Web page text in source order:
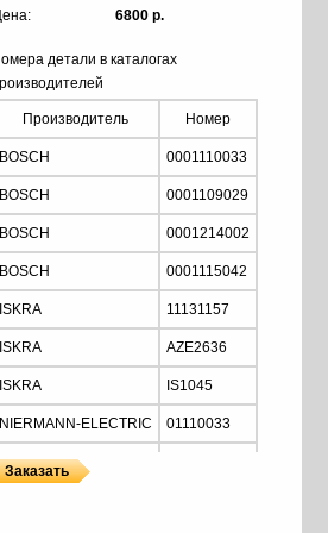
6800 р.
детали в каталогах
Производитель Номер
BOSCH 0001110033
BOSCH 0001109029
BOSCH 0001214002
BOSCH 0001115042
ISKRA 11131157
ISKRA AZE2636
ISKRA IS1045
NIERMANN-ELECTRIC 01110033